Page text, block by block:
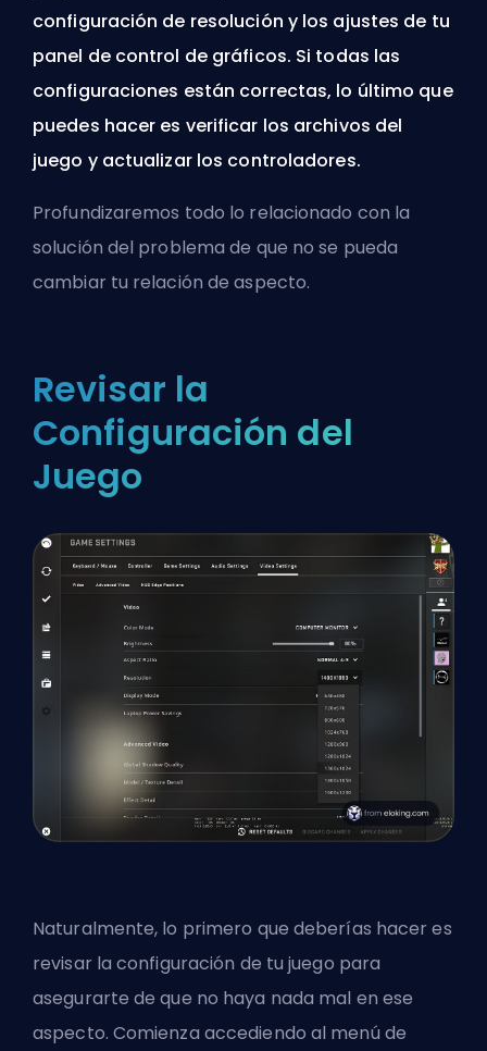
configuración de resolución y los ajustes de tu
panel de control de gráficos. Si todas las
configuraciones están correctas, lo último que
puedes hacer es verificar los archivos del
juego y actualizar los controladores.
Profundizaremos todo lo relacionado con la
solución del problema de que no se pueda
cambiar tu relación de aspecto.
Revisar la
Configuración del
Juego
Naturalmente, lo primero que deberías hacer es
revisar la configuración de tu juego para
asegurarte de que no haya nada mal en ese
aspecto. Comienza accediendo al menú de